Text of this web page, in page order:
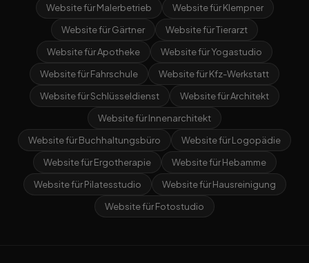
Website für Malerbetrieb
Website für Klempner
Website für Gärtner
Website für Tierarzt
Website für Apotheke
Website für Yogastudio
Website für Fahrschule
Website für Kfz-Werkstatt
Website für Schlüsseldienst
Website für Architekt
Website für Innenarchitekt
Website für Buchhaltungsbüro
Website für Logopädie
Website für Ergotherapie
Website für Hebamme
Website für Pilatesstudio
Website für Hausreinigung
Website für Fotostudio